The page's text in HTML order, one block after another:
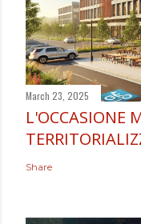
March 23, 2025
L'OCCASIONE
Share